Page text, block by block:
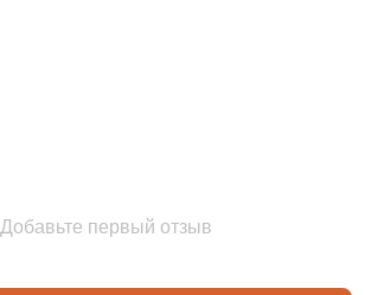
Добавьте первый отзыв